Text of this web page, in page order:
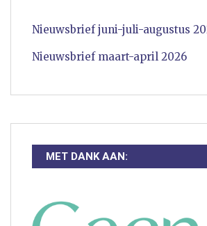
Nieuwsbrief juni-juli-augustus
Nieuwsbrief maart-april 2026
MET DANK AAN: